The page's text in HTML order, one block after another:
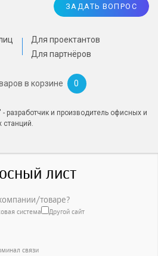
Для проектантов
Для партнёров
в корзине 0
ЗАДАТЬ ВОПРОС
разработчик и производитель офисных и
станций.
лист
товаре?
система Другой сайт
связи